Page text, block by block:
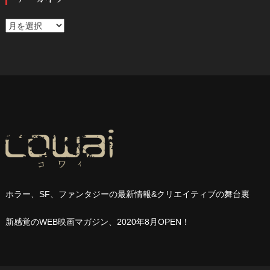
ア
ホラー、SF、ファンタジーの最新情報&クリエイティブの舞台裏
新感覚のWEB映画マガジン、2020年8月OPEN ！